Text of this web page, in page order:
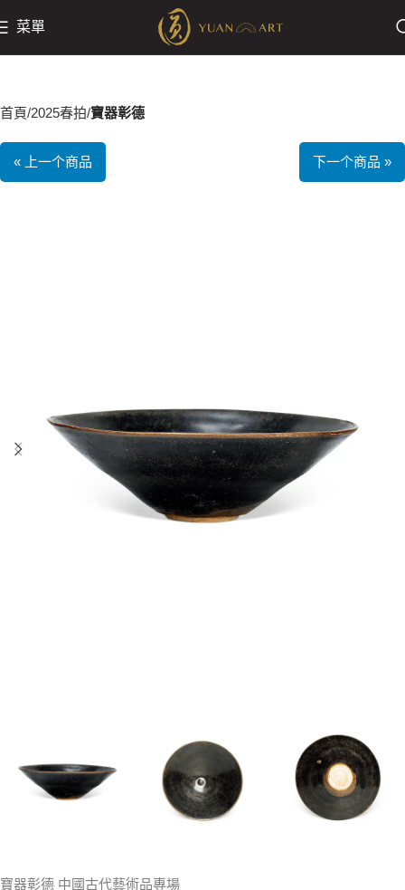
菜單
首頁 2025春拍 寶器彰德
« 上一个商品 下一个商品 »
寶器彰德 中國古代藝術品專場